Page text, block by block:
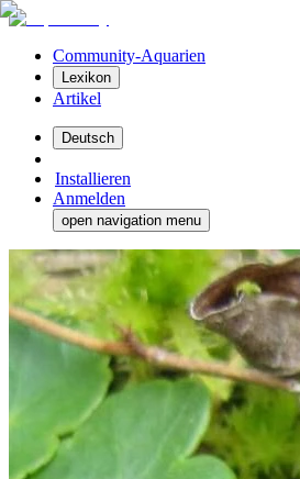
Community-Aquarien
Lexikon
Artikel
Deutsch
Installieren
Anmelden
open navigation menu